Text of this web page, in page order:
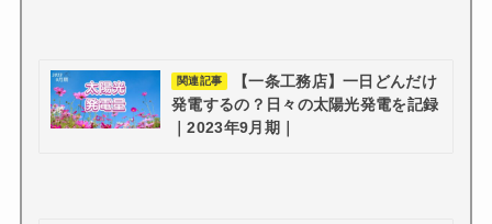
関連記事
【一条工務店】一日どんだけ
発電するの？日々の太陽光発電を記録
｜2023年9月期｜